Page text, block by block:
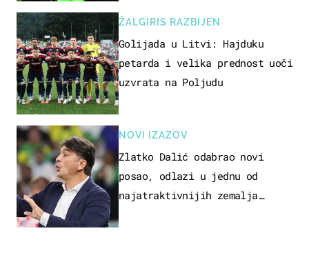
ŽALGIRIS RAZBIJEN
Golijada u Litvi: Hajduku
petarda i velika prednost uoči
uzvrata na Poljudu
NOVI IZAZOV
Zlatko Dalić odabrao novi
posao, odlazi u jednu od
najatraktivnijih zemalja